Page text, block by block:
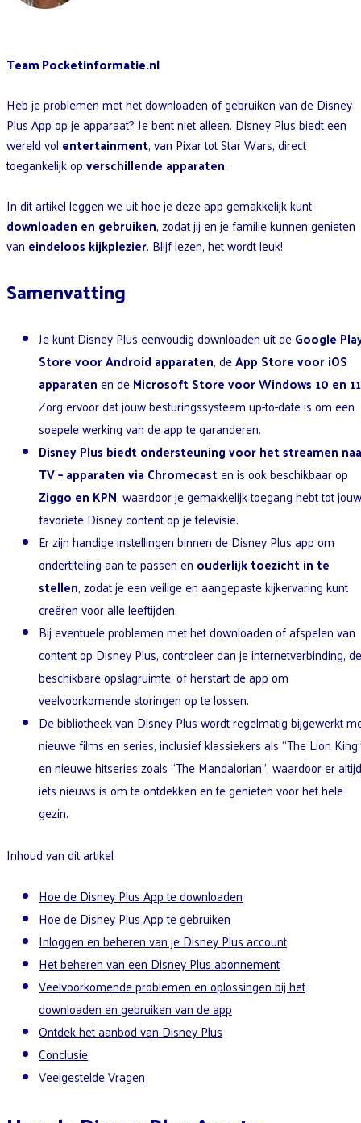
Team Pocketinformatie.nl
Heb je problemen met het downloaden of gebruiken van de Disney
Plus App op je apparaat? Je bent niet alleen. Disney Plus biedt een
wereld vol entertainment, van Pixar tot Star Wars, direct
toegankelijk opverschillende apparaten.
In dit artikel leggen we uit hoe je deze app gemakkelijk kunt
downloaden en gebruiken, zodat jij en je familie kunnen genieten
van eindeloos kijkplezier. Blijf lezen, het wordt leuk!
Samenvatting
Je kunt Disney Plus eenvoudig downloaden uit deGoogle
Store voor Android apparaten, deApp Store voor iOS
apparatenen deMicrosoft Store voor Windows 10 en 11
Zorg ervoor dat jouw besturingssysteem up-to-date is om een
soepele werking van de app te garanderen.
Disney Plus biedt ondersteuning voor hetstreamen
TV– apparaten via Chromecasten is ook beschikbaar op
Ziggo en KPN, waardoor je gemakkelijk toegang hebt tot jouw
favoriete Disney content op je televisie.
Er zijn handige instellingen binnen de Disney Plus app om
ondertiteling aan te passen en ouderlijk toezicht in te
stellen, zodat je een veilige en aangepaste kijkervaring kunt
creëren voor alle leeftijden.
Bij eventuele problemen met het downloaden of afspelen van
content op Disney Plus, controleer dan je internetverbinding, de
beschikbare opslagruimte, of herstart de app om
veelvoorkomende storingen op te lossen.
De bibliotheek van Disney Plus wordt regelmatig bijgewerkt
nieuwe films en series, inclusief klassiekers als “The Lion
en nieuwe hitseries zoals “The Mandalorian”, waardoor er altijd
iets nieuws is om te ontdekken en te genieten voor het hele
gezin.
Inhoud van dit artikel
Hoe de Disney Plus App te downloaden
Hoe de Disney Plus App te gebruiken
Inloggen en beheren van je Disney Plus account
Het beheren van een Disney Plus abonnement
Veelvoorkomende problemen en oplossingen bij het
downloaden en gebruiken van de app
Ontdek het aanbod van Disney Plus
Conclusie
Veelgestelde Vragen